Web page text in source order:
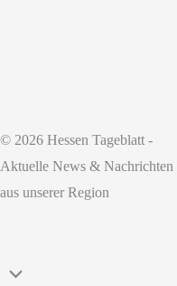
© 2026 Hessen Tageblatt -
Aktuelle News & Nachrichten
aus unserer Region